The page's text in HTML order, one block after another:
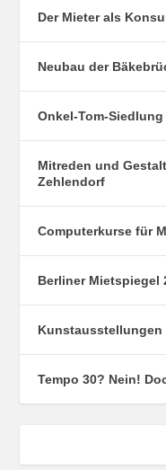
Der Mieter als
Neubau der
Onkel-Tom-
Mitreden und
Zehlendorf
Computerkurse für
Berliner Mietspiegel
Tempo 30? Nein!